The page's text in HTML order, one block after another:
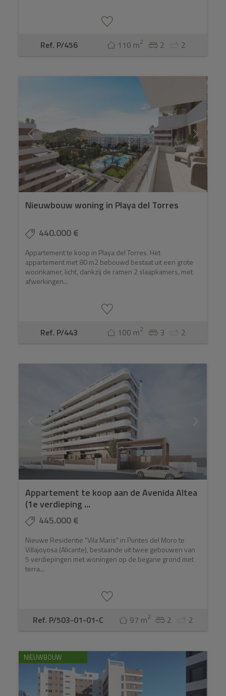
Ref. P/456 110 m2 2 2
Nieuwbouw woning in Playa del Torres
440.000 €
Appartement te koop in Playa del Torres. Het
appartement met 80 m2 bebouwd bestaat uit een grote
woonkamer, licht, dankzij de ramen 2 slaapkamers, met
afwerkingen...
Ref. P/443 100 m2 3 2
Appartement te koop aan de Avenida Altea
(1e verdieping ...
445.000 €
Nieuwe Residentie "Vila Maris" in Puntes del Moro te
Villajoyosa (Alicante), bestaande uit twee gebouwen van
5 verdiepingen met woningen op de begane grond met
terra...
Ref. P/503-01-01-C 97 m2 2 2
NIEUWBOUW